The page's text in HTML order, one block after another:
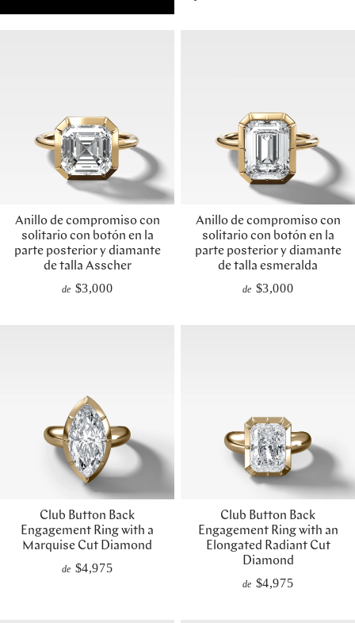
Anillo de compromiso con
solitario con botón en la
parte posterior y diamante
de talla Asscher
de $3,000
Anillo de compromiso con
solitario con botón en la
parte posterior y diamante
de talla esmeralda
de $3,000
Club Button Back
Engagement Ring with a
Marquise Cut Diamond
de $4,975
Club Button Back
Engagement Ring with an
Elongated Radiant Cut
Diamond
de $4,975